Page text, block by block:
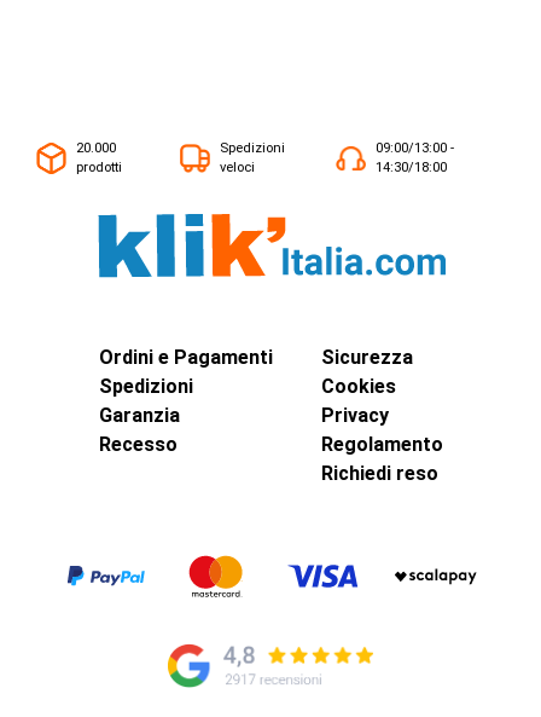
20.000
prodotti
Spedizioni
veloci
09:00/13:00 -
14:30/18:00
Ordini e Pagamenti
Spedizioni
Garanzia
Recesso
Sicurezza
Cookies
Privacy
Regolamento
Richiedi reso